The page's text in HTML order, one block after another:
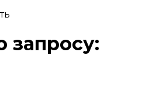
запросу: